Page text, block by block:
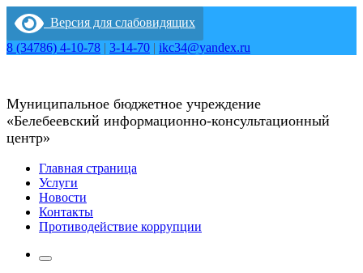
Перейти
содержимому
Версия для слабовидящих
8 (34786) 4-10-78 | 3-14-70 | ikc34@yandex.ru
Муниципальное бюджетное учреждение
«Белебеевский информационно-консультационный
центр»
Главная страница
Услуги
Новости
Контакты
Противодействие коррупции